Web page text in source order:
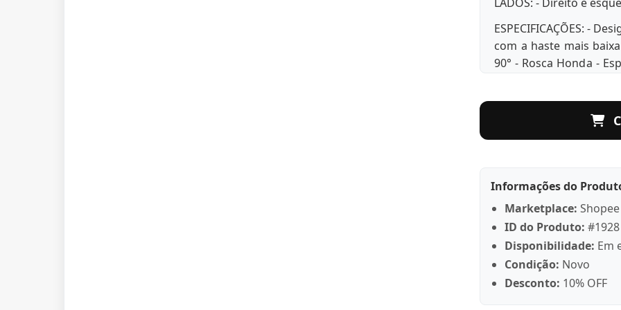
LADOS: - Direito e
ESPECIFICAÇÕES: -
com a haste mais
90° - Rosca Honda -
Melhor acabamento
CONTEÚDO DA
OBSERVAÇÃO: - Não
produto. - A
define a
quando o produto
disponibilizado
recebimento do
solicitação de
Informações do
Marketplace: Shopee
ID do Produto: #1928
Disponibilidade: Em
Condição: Novo
Desconto: 10% OFF